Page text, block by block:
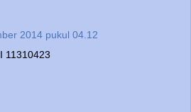
2014 pukul 04.12
11310423